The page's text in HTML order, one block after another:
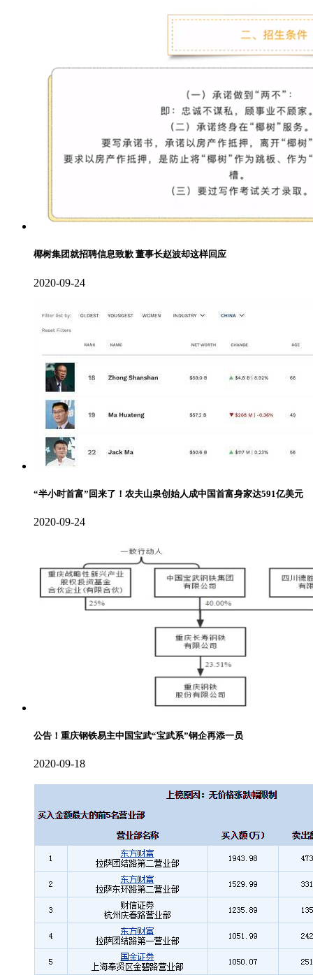
椰树集团就招聘信息致歉 董事长赵波却这样回应
2020-09-24
“半小时首富”回来了！农夫山泉创始人成中国首富身家达591亿美元
2020-09-24
公告！重庆钢铁易主中国宝武“宝武系”钢企再添一员
2020-09-18